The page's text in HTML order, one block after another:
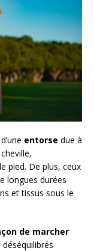
entorse due à
pied. De plus, ceux
longues durées
et tissus sous le
de marcher